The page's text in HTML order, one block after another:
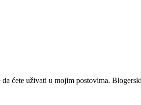
ćete uživati u mojim postovima.